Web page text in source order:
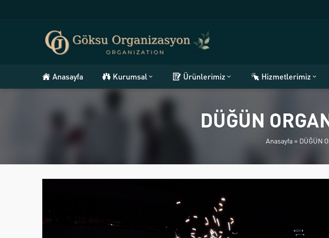
Anasayfa Kurumsal Ürünlerimiz Hizmetlerimiz
DÜĞÜN
Anasayfa» DÜĞÜN